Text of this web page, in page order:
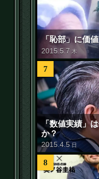
「恥部」に価
2015 .5 .7 木
7
「数値実績」
か？
2015 .4.5 日
8